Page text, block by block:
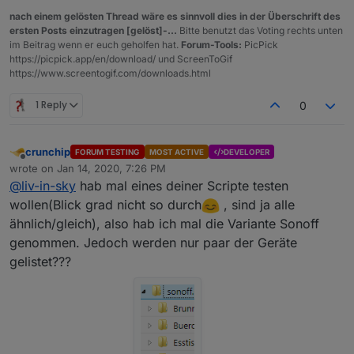
wenn die geräte nicht erreichbar sind:
sonoff tabelle script mit 8 spalten
nach einem gelösten Thread wäre es sinnvoll dies in der Überschrift des
ersten Posts einzutragen [gelöst]-... Bitte benutzt das Voting rechts unten
im Beitrag wenn er euch geholfen hat. Forum-Tools: PicPick
https://picpick.app/en/download/ und ScreenToGif
https://www.screentogif.com/downloads.html
1 Reply 0
Offline
crunchip FORUM TESTING MOST ACTIVE DEVELOPER
wrote on Jan 14, 2020, 7:26 PM
last edited by
@liv-in-sky hab mal eines deiner Scripte testen
wollen(Blick grad nicht so durch
, sind ja alle
ähnlich/gleich), also hab ich mal die Variante Sonoff
genommen. Jedoch werden nur paar der Geräte
gelistet???